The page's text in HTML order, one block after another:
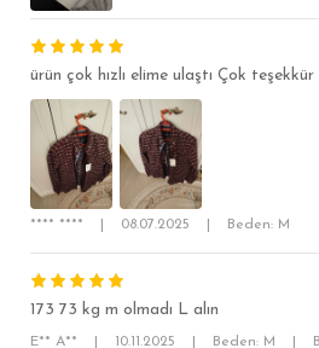
BÜYÜK BEDEN
ürün çok hızlı elime ulaştı Çok teşekkür
**** **** 08.07.2025 Beden: M
173 73 kg m olmadı L alın
E** A** 10.11.2025 Beden: M